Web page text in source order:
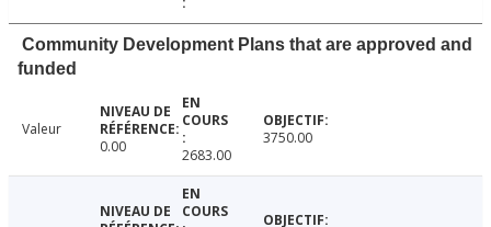
Community Development Plans that are approved and
funded
Valeur
0.00
2683.00
3750.00